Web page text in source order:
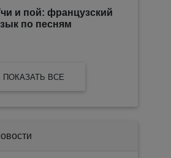
и пой: французский
по песням
ПОКАЗАТЬ ВСЕ